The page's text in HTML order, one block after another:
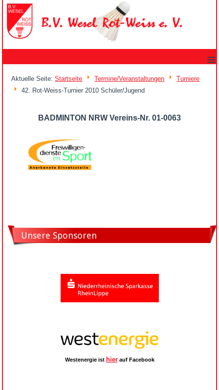
≡
Aktuelle Seite:Startseite Termine/Veranstaltungen
Turniere
42. Rot-Weiss-Turnier 2010 Schüler/Jugend
BADMINTON NRW Vereins-Nr. 01-0063
Unsere Sponsoren
Westenergie ist hierauf Facebook